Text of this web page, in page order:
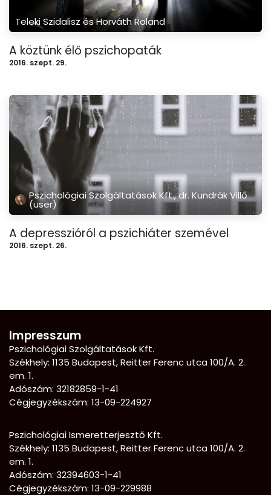
Teleki Szidalisz és Horváth Roland
A köztünk élő pszichopaták
2016. szept. 29.
Pszichológiai Szolgáltatások Kft., dr. Kundrák Villő
(user)
A depresszióról a pszichiáter szemével
2016. szept. 26.
Impresszum
Pszichológiai Szolgáltatások Kft.
Székhely: 1135 Budapest, Reitter Ferenc utca 100/A. 2.
em. 1.
Adószám: 32182859-1-41
Cégjegyzékszám: 13-09-224927
Pszichológiai Ismeretterjesztő Kft.
Székhely: 1135 Budapest, Reitter Ferenc utca 100/A. 2.
em. 1.
Adószám: 32394603-1-41
Cégjegyzékszám: 13-09-229988